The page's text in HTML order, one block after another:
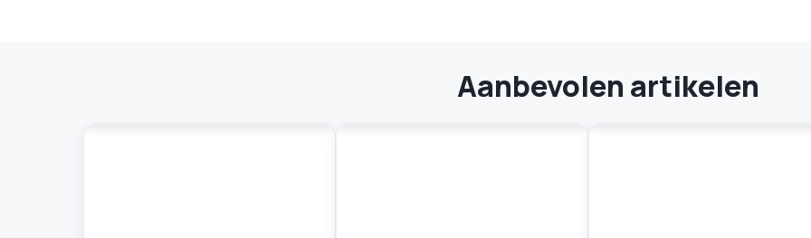
Aanbevolen artikelen